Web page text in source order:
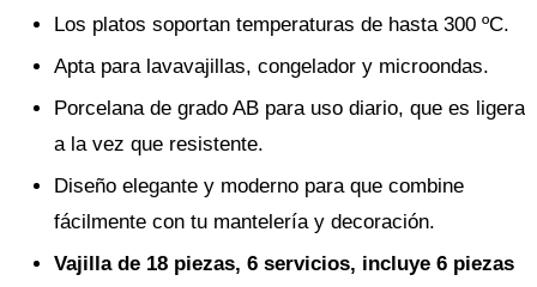
Los platos soportan temperaturas de hasta 300 ºC.
Apta para lavavajillas, congelador y microondas.
Porcelana de grado AB para uso diario, que es ligera
a la vez que resistente.
Diseño elegante y moderno para que combine
fácilmente con tu mantelería y decoración.
Vajilla de 18 piezas, 6 servicios, incluye 6 piezas